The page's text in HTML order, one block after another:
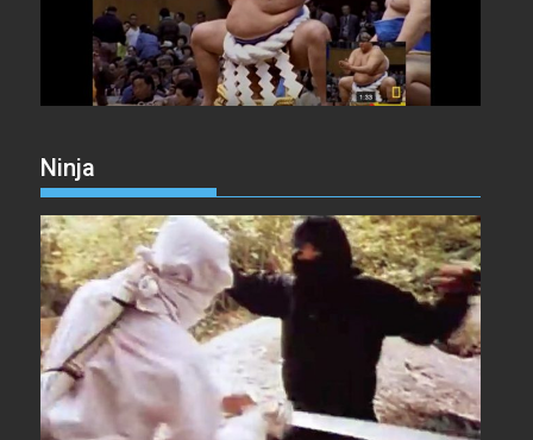
Ninja